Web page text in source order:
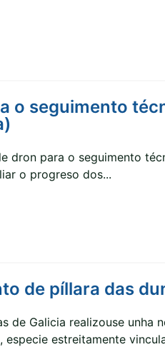
o seguimento
dron para o seguimento
o progreso dos...
de píllara das
de Galicia realizouse unha
estreitamente